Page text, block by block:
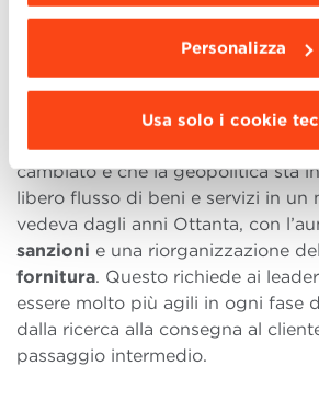
Personalizza
Usa solo i cookie
che sta influenzando in modo
economie di tutto il mondo e, di
globalizzazione sia finita è
flussi del commercio
continuano a livelli estremamente
cambiato è che la geopolitica sta
libero flusso di beni e servizi in un
vedeva dagli anni Ottanta, con
sanzioni e una riorganizzazione
fornitura. Questo richiede ai
essere molto più agili in ogni fase
dalla ricerca alla consegna al
passaggio intermedio.